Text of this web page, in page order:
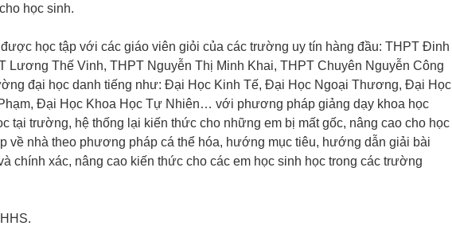
học sinh.
học tập với các giáo viên giỏi của các trường uy tín hàng đầu: THPT Đinh
Lương Thế Vinh, THPT Nguyễn Thị Minh Khai, THPT Chuyên Nguyễn Công
đại học danh tiếng như: Đại Học Kinh Tế, Đại Học Ngoại Thương, Đại Học
Đại Học Khoa Học Tự Nhiên… với phương pháp giảng dạy khoa học
tại trường, hệ thống lại kiến thức cho những em bị mất gốc, nâng cao cho học
về nhà theo phương pháp cá thể hóa, hướng mục tiêu, hướng dẫn giải bài
chính xác, nâng cao kiến thức cho các em học sinh học trong các trường